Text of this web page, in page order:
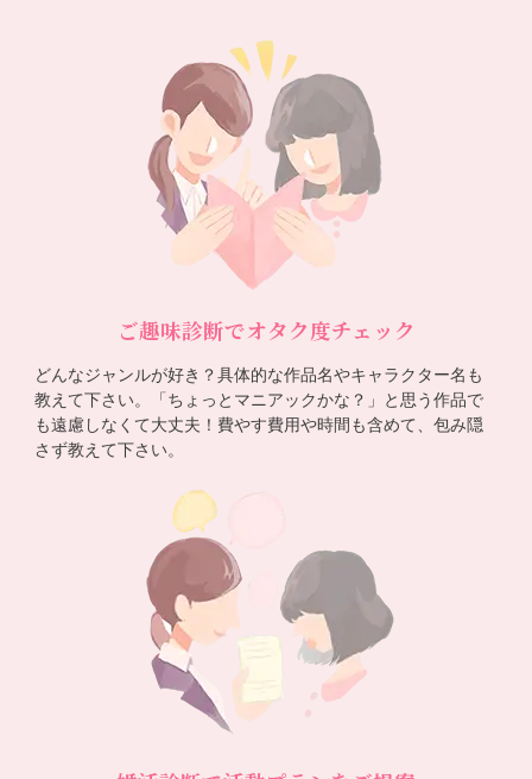
ご趣味診断でオタク度チェック
どんなジャンルが好き？具体的な作品名やキャラクター名も
教えて下さい。「ちょっとマニアックかな？」と思う作品で
も遠慮しなくて大丈夫！費やす費用や時間も含めて、包み隠
さず教えて下さい。